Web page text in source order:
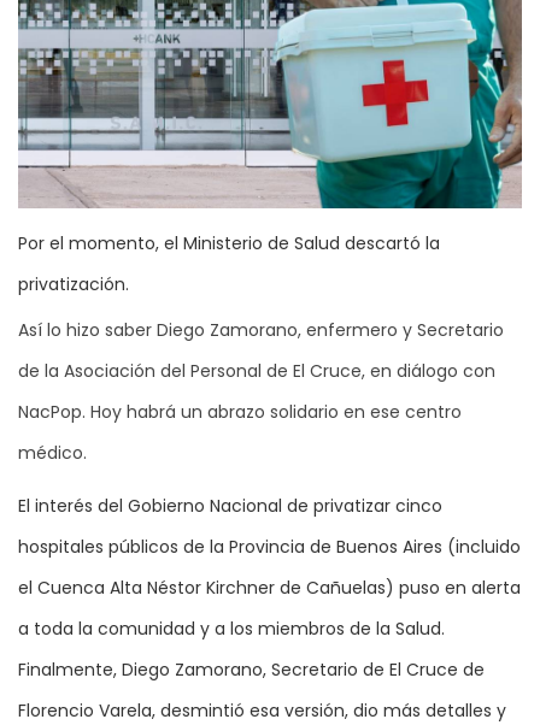
Por el momento, el Ministerio de Salud descartó la
privatización.
Así lo hizo saber Diego Zamorano, enfermero y Secretario
de la Asociación del Personal de El Cruce, en diálogo con
NacPop. Hoy habrá un abrazo solidario en ese centro
médico.
El interés del Gobierno Nacional de privatizar cinco
hospitales públicos de la Provincia de Buenos Aires (incluido
el Cuenca Alta Néstor Kirchner de Cañuelas) puso en alerta
a toda la comunidad y a los miembros de la Salud.
Finalmente, Diego Zamorano, Secretario de El Cruce de
Florencio Varela, desmintió esa versión, dio más detalles y